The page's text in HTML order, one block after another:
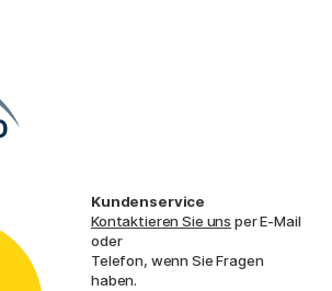
Kundenservice
Kontaktieren Sie uns per E-Mail
oder
Telefon, wenn Sie Fragen
haben.